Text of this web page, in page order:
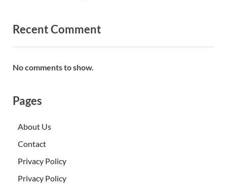
Recent Comment
No comments to show.
Pages
About Us
Contact
Privacy Policy
Privacy Policy